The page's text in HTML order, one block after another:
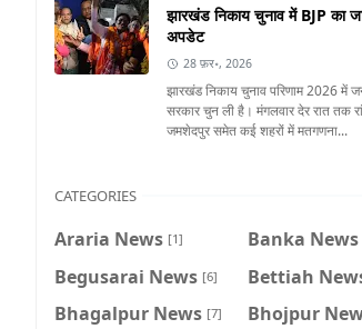
झारखंड निकाय चुनाव में BJP का
अपडेट
28 फ़र॰, 2026
झारखंड निकाय चुनाव परिणाम 2026 में
सरकार चुन ली है। मंगलवार देर रात तक
जमशेदपुर समेत कई शहरों में मतगणना...
CATEGORIES
Araria News [1] Banka News
Begusarai News [6] Bettiah
Bhagalpur News [7] Bhojpur